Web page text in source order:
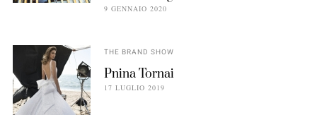
9 GENNAIO 2020
THE BRAND SHOW
Pnina Tornai
17 LUGLIO 2019